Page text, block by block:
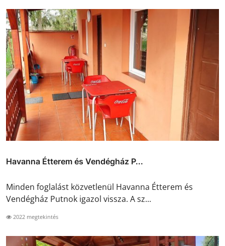
Havanna Étterem és Vendégház P...
Minden foglalást közvetlenül Havanna Étterem és
Vendégház Putnok igazol vissza. A sz...
2022 megtekintés